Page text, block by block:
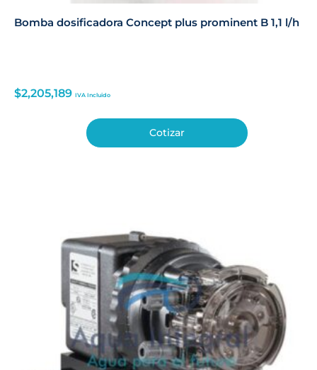
Bomba dosificadora Concept plus prominent B 1,1 l/h
$2,205,189 IVA Incluido
Cotizar